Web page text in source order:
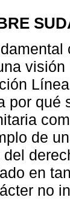
por qué
de
del
en
no